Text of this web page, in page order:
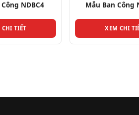
NDBC4
CHI TIẾT
Mẫu Ban Công
XEM CHI